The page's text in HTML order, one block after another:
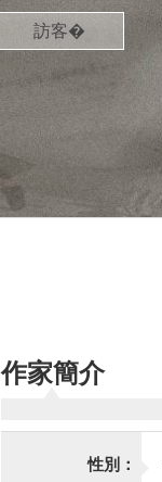
訪客�
作家簡介
性別：